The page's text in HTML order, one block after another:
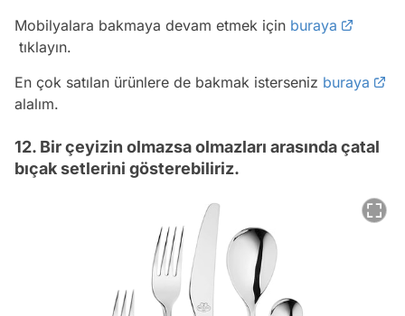
Mobilyalara bakmaya devam etmek için buraya
tıklayın.
En çok satılan ürünlere de bakmak isterseniz buraya
alalım.
12. Bir çeyizin olmazsa olmazları arasında çatal
bıçak setlerini gösterebiliriz.